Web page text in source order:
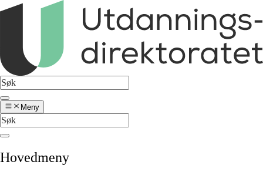
Meny
Hovedmeny